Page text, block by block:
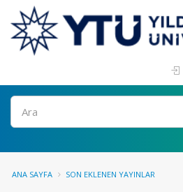
Ara
ANA SAYFA SON EKLENEN YAYINLAR